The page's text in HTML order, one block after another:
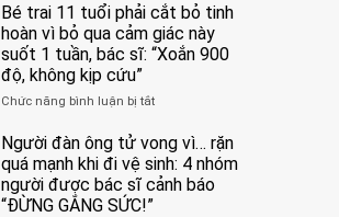
Bé trai 11 tuổi phải cắt bỏ tinh
hoàn vì bỏ qua cảm giác này
suốt 1 tuần, bác sĩ: “Xoắn 900
độ, không kịp cứu”
Chức năng bình luận bị tắtở
trai
11
tuổi
phải
Người đàn ông tử vong vì… rặn
quá mạnh khi đi vệ sinh: 4 nhóm
người được bác sĩ cảnh báo
“ĐỪNG GẮNG SỨC!”